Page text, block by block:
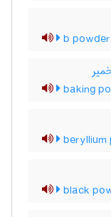
b powder
baking
black